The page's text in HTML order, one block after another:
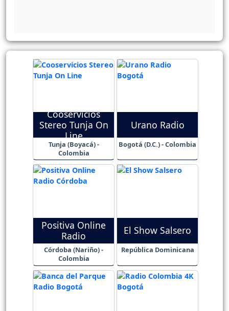
Cooservicios
Stereo Tunja On
Line
Tunja (Boyacá) -
Colombia
Urano Radio
Bogotá (D.C.) - Colombia
Positiva Online
Radio
Córdoba (Nariño) -
Colombia
El Show Salsero
República Dominicana